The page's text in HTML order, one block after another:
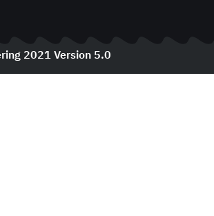
2021 Version 5.0